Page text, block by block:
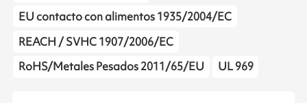
EU contacto con alimentos 1935/2004/EC
REACH / SVHC 1907/2006/EC
RoHS/Metales Pesados 2011/65/EU
UL 969